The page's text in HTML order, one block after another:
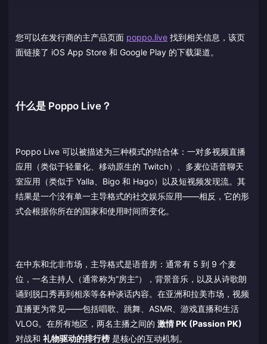
您可以在发行商的主产品页面 poppo.live 找到相关信息，该页
面链接了 iOS App Store 和 Google Play 的下载渠道。
什么是 Poppo Live？
Poppo Live 可以被描述为三种模式的结合体：一对多视频直播
应用（类似于轻量化、移动原生的 Twitch）、多麦位语音聊天
室应用（类似于 Yalla、Bigo 和 Hago）以及短视频发现流。其
结果是一个没有单一主导格式的社交娱乐应用——相反，它的形
式会根据你所在的国家和使用时间而变化。
在中东和北非市场，主导格式是语音房：通常有 5 到 9 个麦
位，一名主持人（通常称为“房主”），背景音乐，以及从诗歌朗
诵到脱口秀再到相亲等各种谈话内容。在亚洲和拉美市场，视频
直播更为常见——包括唱歌、跳舞、ASMR、游戏直播和生活
VLOG。在所有地区，两名主播之间的 激情 PK (Passion PK)
对战和 礼物驱动的排行榜 是核心的互动机制。